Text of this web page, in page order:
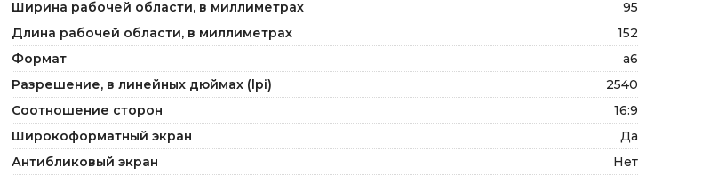
Ширина рабочей области, в миллиметрах
95
Длина рабочей области, в миллиметрах
152
Формат
a6
Разрешение, в линейных дюймах (lpi)
2540
Соотношение сторон
16:9
Широкоформатный экран
Да
Антибликовый экран
Нет